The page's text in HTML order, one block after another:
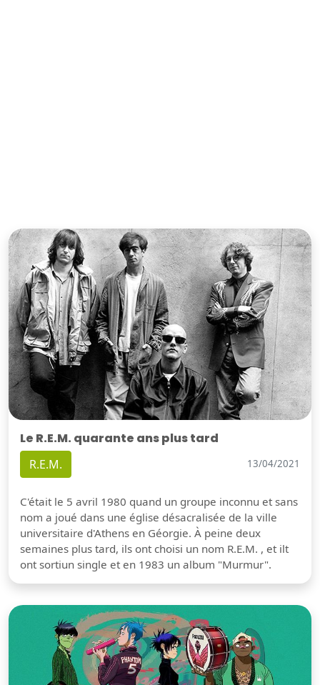
Le R.E.M. quarante ans plus tard
R.E.M. 13/04/2021
C'était le 5 avril 1980 quand un groupe inconnu et sans
nom a joué dans une église désacralisée de la ville
universitaire d'Athens en Géorgie. À peine deux
semaines plus tard, ils ont choisi un nom R.E.M. , et ilt
ont sortiun single et en 1983 un album "Murmur".